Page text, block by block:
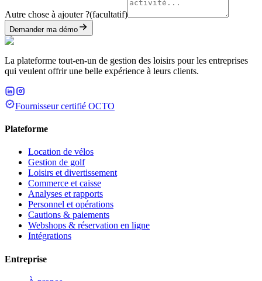
Autre chose à ajouter ?(facultatif)
Demander ma démo
La plateforme tout-en-un de gestion des loisirs pour les entreprises
qui veulent offrir une belle expérience à leurs clients.
Fournisseur certifié OCTO
Plateforme
Location de vélos
Gestion de golf
Loisirs et divertissement
Commerce et caisse
Analyses et rapports
Personnel et opérations
Cautions & paiements
Webshops & réservation en ligne
Intégrations
Entreprise